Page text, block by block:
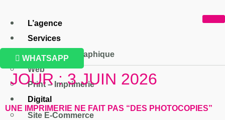
L’agence
Services
Conception Graphique
Web
Print – Imprimerie
Digital
Site E-Commerce
WHATSAPP
JOUR :3 JUIN 2026
UNE IMPRIMERIE NE FAIT PAS “DES PHOTOCOPIES”